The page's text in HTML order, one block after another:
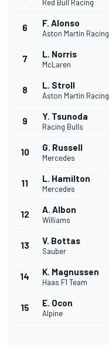
Red Bull Racing
6 F. Alonso
Aston Martin Racing
7 L. Norris
McLaren
8 L. Stroll
Aston Martin Racing
9 Y. Tsunoda
Racing Bulls
10 G. Russell
Mercedes
11 L. Hamilton
Mercedes
12 A. Albon
Williams
13 V. Bottas
Sauber
14 K. Magnussen
Haas F1 Team
15 E. Ocon
Alpine